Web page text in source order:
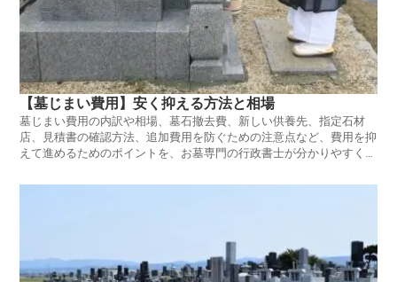
【墓じまい費用】安く抑える方法と相場
墓じまい費用の内訳や相場、墓石撤去費、新しい供養先、指定石材
店、見積書の確認方法、追加費用を防ぐための注意点など、費用を抑
えて進めるためのポイントを、お墓専門の行政書士が分かりやすく解